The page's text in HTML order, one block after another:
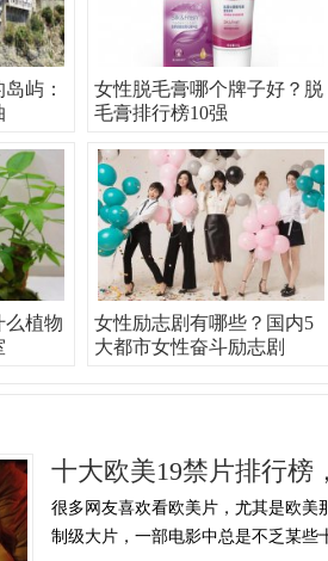
屿：
女性脱毛膏哪个牌子好？脱
毛膏排行榜10强
么植物
女性励志剧有哪些？国内5
大都市女性奋斗励志剧
十大欧美19禁片排行榜
很多网友喜欢看欧美片，尤其是欧美
制级大片，一部电影中总是不乏某些